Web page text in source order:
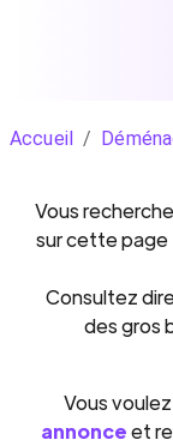
Accueil /
Vous
sur cette page
Consultez
des gros
Vous
annonceet